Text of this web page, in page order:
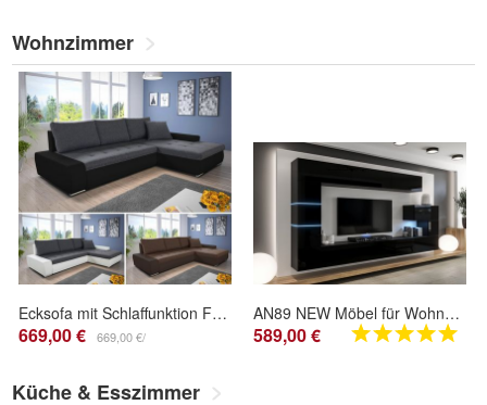
Wohnzimmer
Ecksofa mit Schlaffunktion Faris - Couch mit Bettkasten, Sofagarnitur, Sofa, Eckcouch
669,00 € 669,00 €/
AN89 NEW Möbel für Wohnzimmer Wohnwand Mediawand Schrankwand Wohnschrank
589,00 €
Küche & Esszimmer